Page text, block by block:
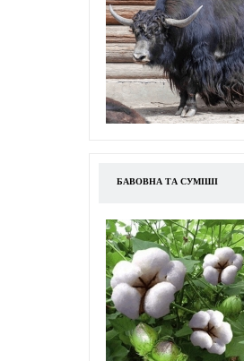
БАВОВНА ТА СУМІШІ